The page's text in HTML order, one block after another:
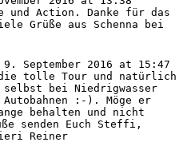
und Action. Danke für das
Grüße aus Schenna bei
9. September 2016 at
15:47
die tolle Tour und natürlich
selbst bei Niedrigwasser
:-). Möge er
behalten und nicht
senden Euch Steffi,
Reiner